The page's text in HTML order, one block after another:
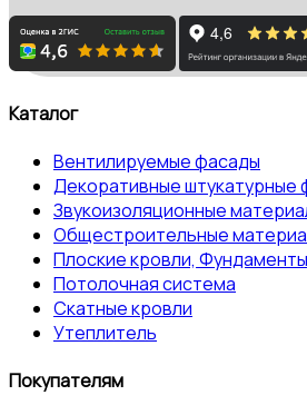
Каталог
Вентилируемые фасады
Декоративные штукатурные
Звукоизоляционные
Общестроительные
Плоские кровли,
Потолочная система
Скатные кровли
Утеплитель
Покупателям